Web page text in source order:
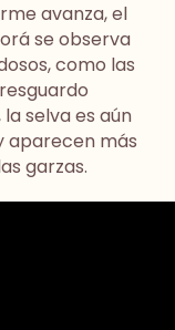
avanza, el
se observa
como las
selva es aún
aparecen más
garzas.